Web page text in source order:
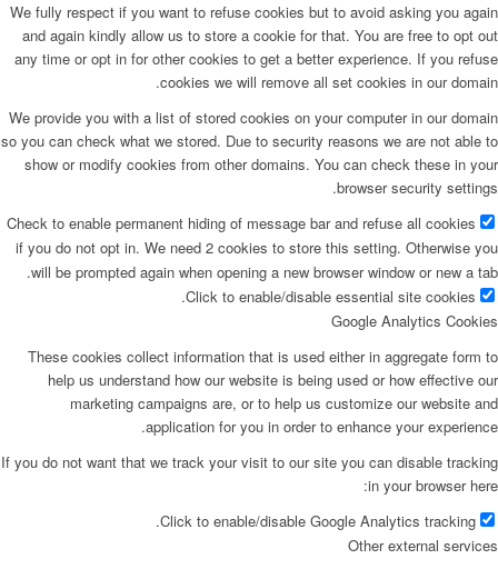
We fully respect if you want to refuse cookies but to avoid asking you again
and again kindly allow us to store a cookie for that. You are free to opt out
any time or opt in for other cookies to get a better experience. If you refuse
cookies we will remove all set cookies in our domain.
We provide you with a list of stored cookies on your computer in our domain
so you can check what we stored. Due to security reasons we are not able to
show or modify cookies from other domains. You can check these in your
browser security settings.
Check to enable permanent hiding of message bar and refuse all cookies
if you do not opt in. We need 2 cookies to store this setting. Otherwise you
will be prompted again when opening a new browser window or new a tab.
Click to enable/disable essential site cookies.
Google Analytics Cookies
These cookies collect information that is used either in aggregate form to
help us understand how our website is being used or how effective our
marketing campaigns are, or to help us customize our website and
application for you in order to enhance your experience.
If you do not want that we track your visit to our site you can disable tracking
in your browser here:
Click to enable/disable Google Analytics tracking.
Other external services